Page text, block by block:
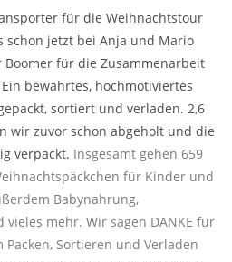
für die Weihnachtstour
schon jetzt bei Anja und Mario
Boomer für die Zusammenarbeit
bewährtes, hochmotiviertes
sortiert und verladen. 2,6
wir zuvor schon abgeholt und die
verpackt. Insgesamt gehen 659
für Kinder und
Babynahrung,
vieles mehr. Wir sagen DANKE für
Sortieren und Verladen